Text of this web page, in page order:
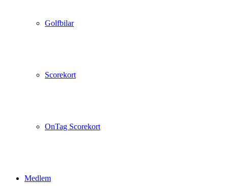
Golfbilar
Scorekort
OnTag Scorekort
Medlem